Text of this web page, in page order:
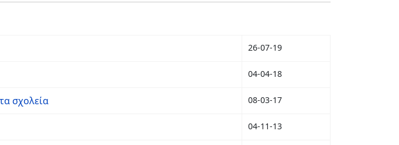
26-07-19
04-04-18
σχολεία 08-03-17
04-11-13